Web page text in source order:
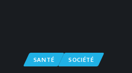
SANTÉ SOCIÉTÉ